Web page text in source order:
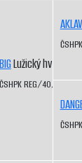
CS
BIGLužický hvozd CS
ČSHPK REG/40/84/86